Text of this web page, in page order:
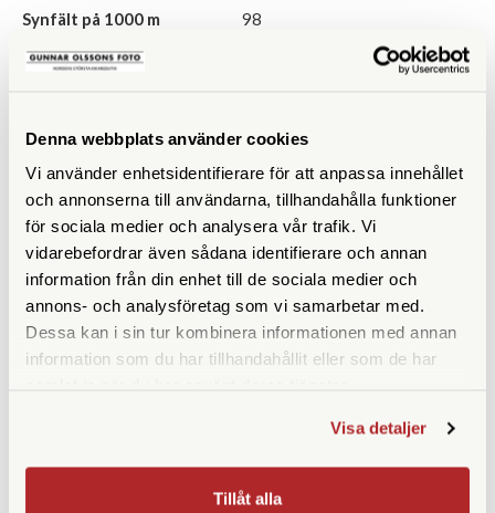
Denna webbplats använder cookies
Vi använder enhetsidentifierare för att anpassa innehållet
och annonserna till användarna, tillhandahålla funktioner
för sociala medier och analysera vår trafik. Vi
vidarebefordrar även sådana identifierare och annan
information från din enhet till de sociala medier och
annons- och analysföretag som vi samarbetar med.
Dessa kan i sin tur kombinera informationen med annan
information som du har tillhandahållit eller som de har
Visa detaljer
Tillåt alla
Synfält på 1000 m 98
Närgräns (m)
Prismatyp Takkant
Ögonavstånd/Eye relief
(mm)
18
Vridbara ögonmusslor Ja
Bredd (mm) 115